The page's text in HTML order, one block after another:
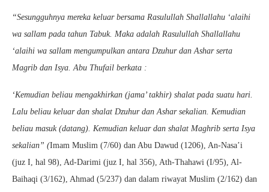
“Sesungguhnya mereka keluar bersama Rasulullah Shallallahu ‘alaihi
wa sallam pada tahun Tabuk. Maka adalah Rasulullah Shallallahu
‘alaihi wa sallam mengumpulkan antara Dzuhur dan Ashar serta
Magrib dan Isya. Abu Thufail berkata :
‘Kemudian beliau mengakhirkan (jama’ takhir) shalat pada suatu hari.
Lalu beliau keluar dan shalat Dzuhur dan Ashar sekalian. Kemudian
beliau masuk (datang). Kemudian keluar dan shalat Maghrib serta Isya
sekalian” (Imam Muslim (7/60) dan Abu Dawud (1206), An-Nasa’i
(juz I, hal 98), Ad-Darimi (juz I, hal 356), Ath-Thahawi (I/95), Al-
Baihaqi (3/162), Ahmad (5/237) dan dalam riwayat Muslim (2/162) dan